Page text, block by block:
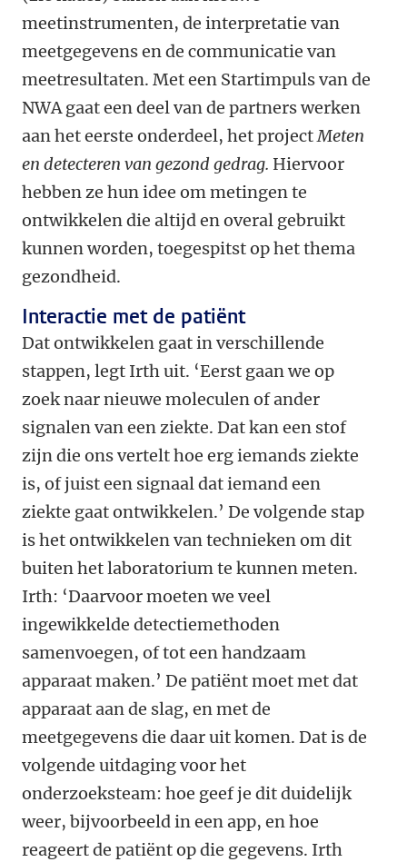
meetinstrumenten, de interpretatie van
meetgegevens en de communicatie van
meetresultaten. Met een Startimpuls van de
NWA gaat een deel van de partners werken
aan het eerste onderdeel, het projectMeten
en detecteren van gezond gedrag. Hiervoor
hebben ze hun idee om metingen te
ontwikkelen die altijd en overal gebruikt
kunnen worden, toegespitst op het thema
gezondheid.
Interactie met de patiënt
Dat ontwikkelen gaat in verschillende
stappen, legt Irth uit. ‘Eerst gaan we op
zoek naar nieuwe moleculen of ander
signalen van een ziekte. Dat kan een stof
zijn die ons vertelt hoe erg iemands ziekte
is, of juist een signaal dat iemand een
ziekte gaat ontwikkelen.’ De volgende stap
is het ontwikkelen van technieken om dit
buiten het laboratorium te kunnen meten.
Irth: ‘Daarvoor moeten we veel
ingewikkelde detectiemethoden
samenvoegen, of tot een handzaam
apparaat maken.’ De patiënt moet met dat
apparaat aan de slag, en met de
meetgegevens die daar uit komen. Dat is de
volgende uitdaging voor het
onderzoeksteam: hoe geef je dit duidelijk
weer, bijvoorbeeld in een app, en hoe
reageert de patiënt op die gegevens. Irth